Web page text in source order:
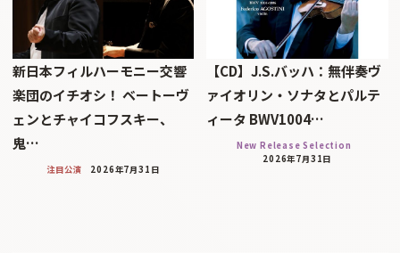
新日本フィルハーモニー交響
楽団のイチオシ！ ベートーヴ
ェンとチャイコフスキー、
鬼…
注目公演 2026年7月31日
【CD】J.S.バッハ：無伴奏ヴ
ァイオリン・ソナタとパルテ
ィータ BWV1004…
New Release Selection
2026年7月31日